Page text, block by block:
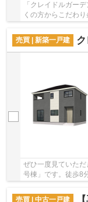
「クレイドルガー
くの方からこだわ
売買 | 新築一戸建
ク
ぜひ一度見ていた
号棟」です。徒歩8
売買 | 中古一戸建